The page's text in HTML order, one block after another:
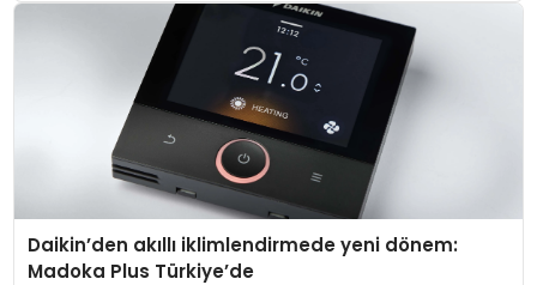
Daikin’den akıllı iklimlendirmede yeni dönem:
Madoka Plus Türkiye’de